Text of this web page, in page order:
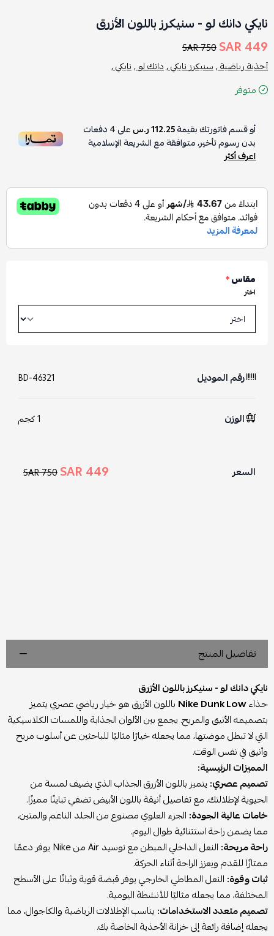
نايكي دانك لو - سنيكرز باللون الأزرق
449 SAR
750 SAR
أحذية رياضية ,سنيكرز نايكي ,دانك لو ,نايكي ,
متوفر
أو قسم فاتورتك بقيمة112.25 ر.س على4دفعات
بدون رسوم تأخير، متوافقة مع الشريعة الإسلامية
اعرف أكثر
مقاس*
اختر
رقم الموديل BD-46321
الوزن 1 كجم
السعر 449 SAR
750 SAR
تفاصيل المنتج
نايكي دانك لو - سنيكرز باللون الأزرق
حذاءNike Dunk Low باللون الأزرق هو خيار رياضي عصري يتميز
بتصميمه الأنيق والمريح. يجمع بين الألوان الجذابة واللمسات الكلاسيكية
التي لا تبطل موضتها، مما يجعله خيارًا مثاليًا للباحثين عن أسلوب مريح
وأنيق في نفس الوقت.
المميزات الرئيسية:
تصميم عصري: يتميز باللون الأزرق الجذاب الذي يضيف لمسة من
الحيوية لإطلالتك، مع تفاصيل أنيقة باللون الأبيض تضفي تباينًا مميزًا.
خامات عالية الجودة: الجزء العلوي مصنوع من الجلد الناعم والمتين،
مما يضمن راحة استثنائية طوال اليوم.
راحة مريحة:
النعل الداخلي المبطن مع توسيد Air من Nike يوفر دعمًا
ممتازًا للقدم ويعزز الراحة أثناء الحركة.
ثبات وقوة: النعل المطاطي الخارجي يوفر قبضة قوية وثباتًا على الأسطح
المختلفة، مما يجعله مثاليًا للأنشطة اليومية.
تصميم متعدد الاستخدامات: يناسب الإطلالات الرياضية والكاجوال، مما
يجعله إضافة رائعة إلى خزانة الأحذية الخاصة بك.